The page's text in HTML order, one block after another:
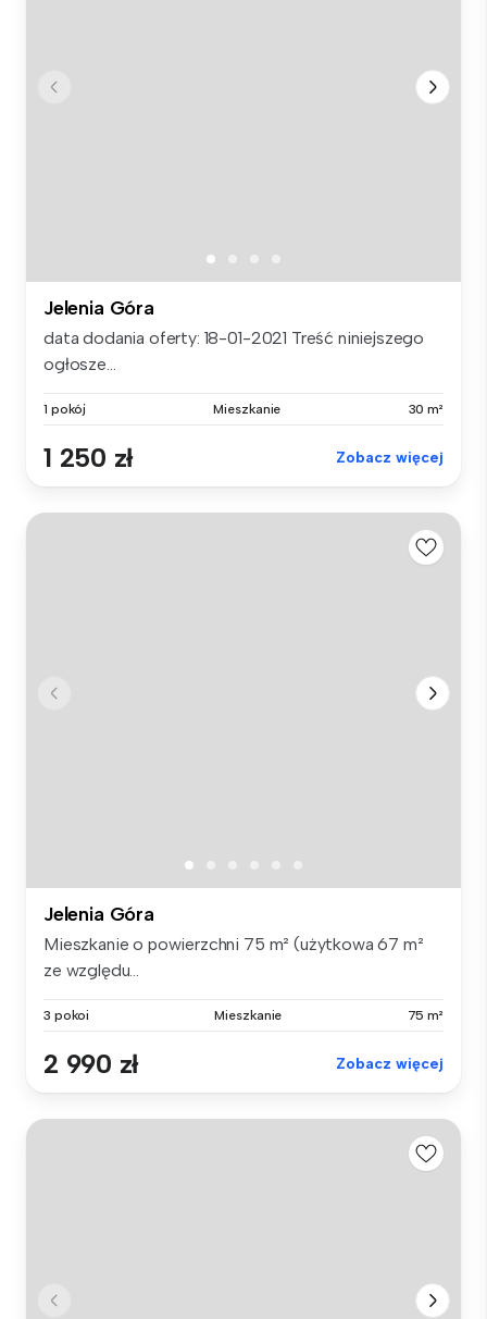
Jelenia Góra
data dodania oferty: 18-01-2021 Treść niniejszego
ogłosze...
1 pokój Mieszkanie 30 m²
1 250 zł Zobacz więcej
Jelenia Góra
Mieszkanie o powierzchni 75 m² (użytkowa 67 m²
ze względu...
3 pokoi Mieszkanie 75 m²
2 990 zł Zobacz więcej